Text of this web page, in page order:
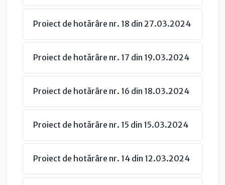
Proiect de hotărâre nr. 18 din 27.03.2024
Proiect de hotărâre nr. 17 din 19.03.2024
Proiect de hotărâre nr. 16 din 18.03.2024
Proiect de hotărâre nr. 15 din 15.03.2024
Proiect de hotărâre nr. 14 din 12.03.2024